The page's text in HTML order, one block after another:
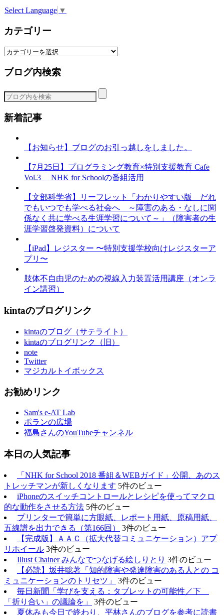
Select Language ▼
カテゴリー
カ
ゴ
ー
ブログ内検索
新着記事
【お知らせ】ブログのお引っ越しをしました。
【7月25日】プログラミング教育×特別支援教育 Cafe
Vol.3 NHK for Schoolの番組活用
【文部科学省】リーフレット「わかりやすい版 だれ
でもいつでも学べる社会へ ～障害のある・なしに関
係なく共に学べる生涯学習について～」（障害者の生
涯学習啓発資料）について
【iPad】レジスター 〜特別支援学校向けレジスターア
プリ〜
肢体不自由児のための視線入力装置活用講座（オンラ
イン講習）
kintaのブログリンク
kintaのブログ（サテライト）
kintaのブログリンク（旧）
note
Twitter
マジカルトイボックス
お勧めリンク
Sam's e-AT Lab
ポランの広場
福島さんのYouTubeチャンネル
本日の人気記事
「NHK for School 2018 番組＆WEBガイド」公開、あのス
トレッチマンが新しくなります 5件のビュー
iPhoneのスイッチコントロールとレシピを使ってマクロ
的な動作をさせる方法 5件のビュー
プリンターで簡単に方眼紙、レポート用紙、原稿用紙、
五線譜を出力できる（第166回）
3件のビュー
【完成版】ＡＡＣ（拡大代替コミュニケーション）アプ
リホイール 3件のビュー
Illust Chainer みんなでつなげる絵しりとり 3件のビュー
【必読】坂井聡著「知的障害や発達障害のある人との コ
ミュニケーションのトリセツ」
3件のビュー
毎日新聞「学びを支える：タブレットの可能性／下
「折り合い」の議論を」
3件のビュー
夏休みも今日で終わり、平林さんのブログを参考に読書